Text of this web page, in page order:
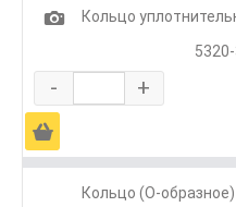
1
Кольцо
- +
Ä
Кольцо (О-